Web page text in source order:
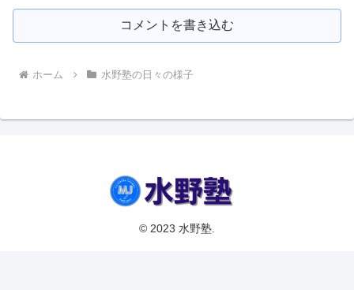
コメントを書き込む
ホーム 水野塾の日々の様子
© 2023 水野塾.